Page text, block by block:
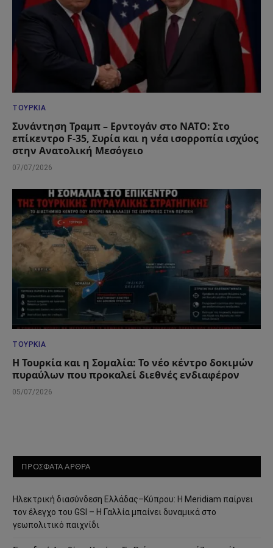
ΤΟΥΡΚΊΑ
Συνάντηση Τραμπ – Ερντογάν στο ΝΑΤΟ: Στο
επίκεντρο F-35, Συρία και η νέα ισορροπία ισχύος
στην Ανατολική Μεσόγειο
07/07/2026
ΤΟΥΡΚΊΑ
Η Τουρκία και η Σομαλία: Το νέο κέντρο δοκιμών
πυραύλων που προκαλεί διεθνές ενδιαφέρον
05/07/2026
ΠΡΟΣΦΑΤΑ ΑΡΘΡΑ
Ηλεκτρική διασύνδεση Ελλάδας–Κύπρου: Η Meridiam παίρνει
τον έλεγχο του GSI – Η Γαλλία μπαίνει δυναμικά στο
γεωπολιτικό παιχνίδι